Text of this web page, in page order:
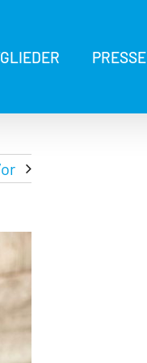
PRESSE